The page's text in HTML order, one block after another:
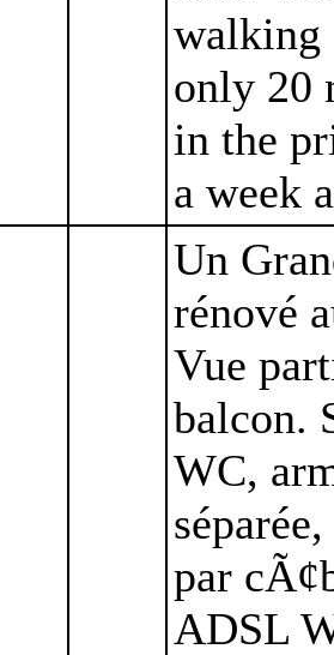
walking
only 20
in the
a week
Un
rénové
Vue
balcon.
WC,
par
ADSL